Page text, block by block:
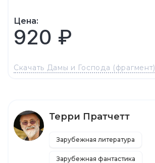
Цена:
920 ₽
Скачать Дамы и Господа (фрагмент)
Терри Пратчетт
Зарубежная литература
Зарубежная фантастика